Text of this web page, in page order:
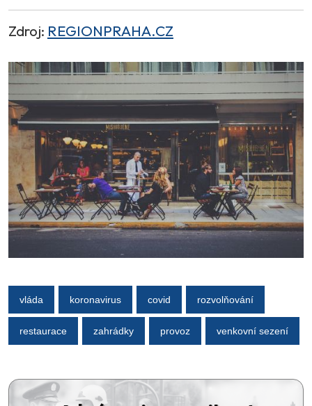
Zdroj: REGIONPRAHA.CZ
vláda koronavirus covid rozvolňování
restaurace zahrádky provoz venkovní sezení